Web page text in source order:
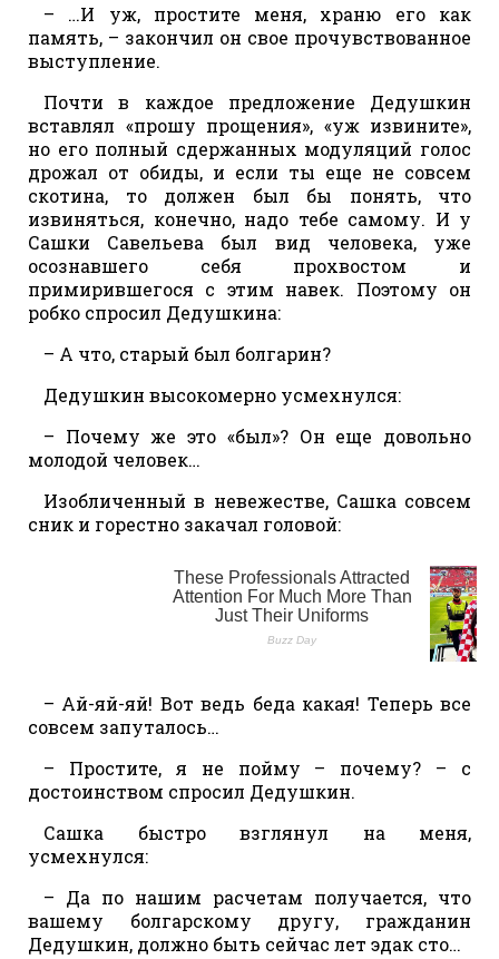
– …И уж, простите меня, храню его как
память, – закончил он свое прочувствованное
выступление.
Почти в каждое предложение Дедушкин
вставлял «прошу прощения», «уж извините»,
но его полный сдержанных модуляций голос
дрожал от обиды, и если ты еще не совсем
скотина, то должен был бы понять, что
извиняться, конечно, надо тебе самому. И у
Сашки Савельева был вид человека, уже
осознавшего себя прохвостом и
примирившегося с этим навек. Поэтому он
робко спросил Дедушкина:
– А что, старый был болгарин?
Дедушкин высокомерно усмехнулся:
– Почему же это «был»? Он еще довольно
молодой человек…
Изобличенный в невежестве, Сашка совсем
сник и горестно закачал головой:
– Ай-яй-яй! Вот ведь беда какая! Теперь все
совсем запуталось…
– Простите, я не пойму – почему? – с
достоинством спросил Дедушкин.
Сашка быстро взглянул на меня,
усмехнулся:
– Да по нашим расчетам получается, что
вашему болгарскому другу, гражданин
Дедушкин, должно быть сейчас лет эдак сто…